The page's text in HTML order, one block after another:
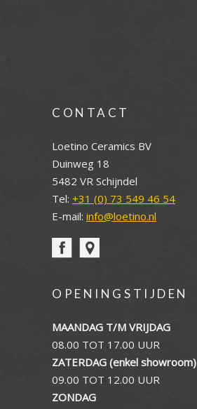
CONTACT
Loetino Ceramics BV
Duinweg 18
5482 VR Schijndel
Tel: +31 (0) 73 549 46 54
E-mail: info@loetino.nl
OPENINGSTIJDEN
MAANDAG T/M VRIJDAG
08.00 TOT 17.00 UUR
ZATERDAG (enkel showroom)
09.00 TOT 12.00 UUR
ZONDAG